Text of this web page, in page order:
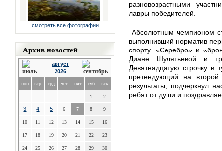
смотреть все фотографии
Архив новостей
август
2026
пон втр срд чет пят суб вск
1 2
3 4 5 6 7 8 9
10 11 12 13 14 15 16
17 18 19 20 21 22 23
24 25 26 27 28 29 30
разновозрастными
лавры победителей.
Абсолютным чемпионом
выполнивший норматив
спорту. «Серебро» и
Диане Шулятьевой и
Девятнадцатую строчку в
претендующий на
результаты, подчеркнул
ребят от души и